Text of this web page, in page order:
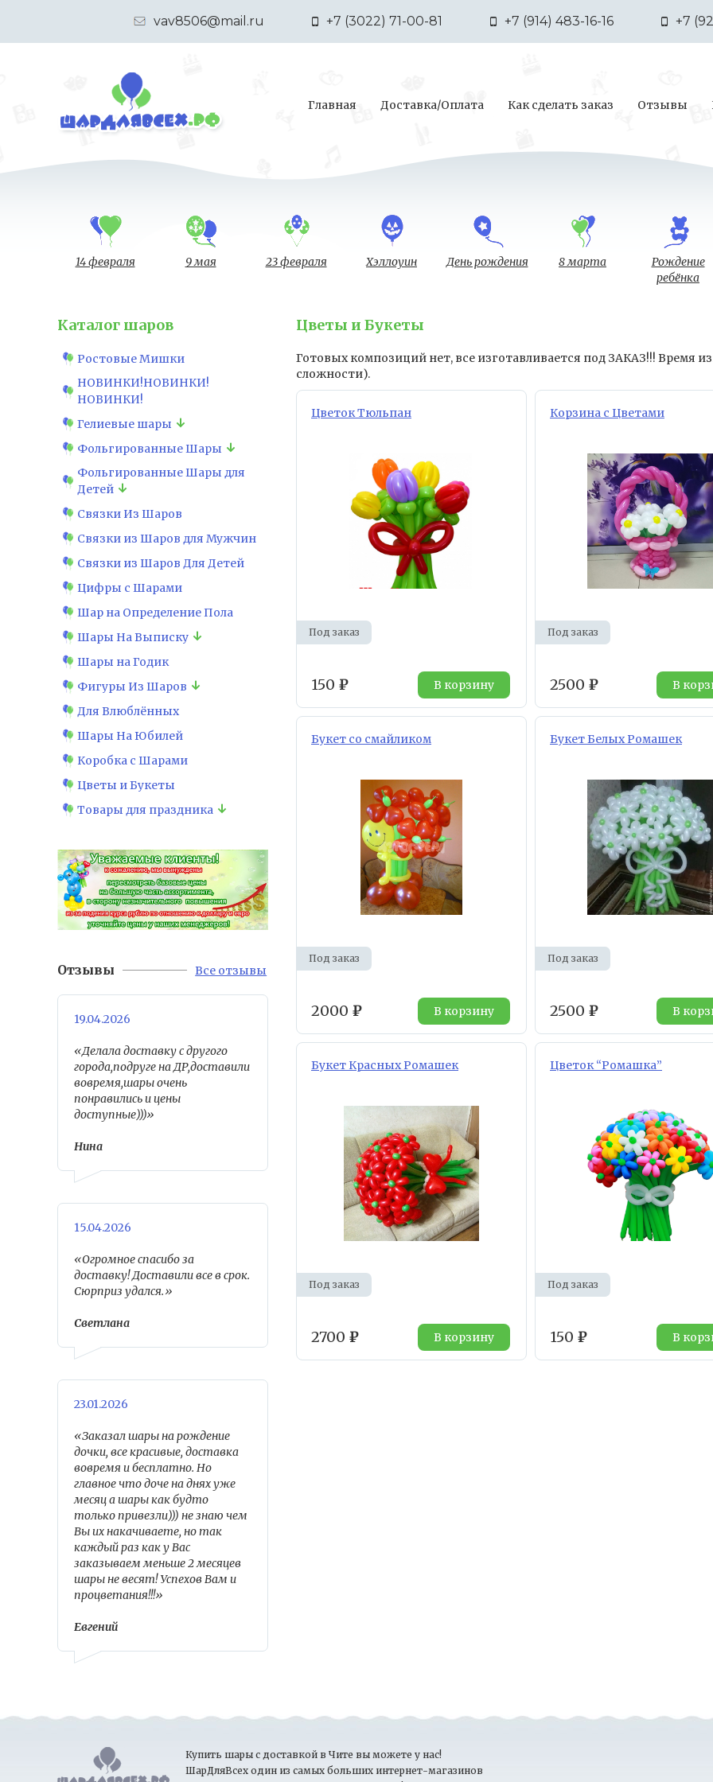
vav8506@mail.ru +7 (3022) 71-00-81 +7 (914) 483-16-16 +7
Главная Доставка/Оплата Как сделать заказ Отзывы
14 февраля 9 мая 23 февраля Хэллоуин День рождения 8 марта
Рождение
ребёнка
Каталог шаров
Ростовые Мишки
НОВИНКИ!НОВИНКИ!
НОВИНКИ!
Гелиевые шары
Фольгированные Шары
Фольгированные Шары для
Детей
Связки Из Шаров
Связки из Шаров для Мужчин
Связки из Шаров Для Детей
Цифры с Шарами
Шар на Определение Пола
Шары На Выписку
Шары на Годик
Фигуры Из Шаров
Для Влюблённых
Шары На Юбилей
Коробка с Шарами
Цветы и Букеты
Товары для праздника
Отзывы Все отзывы
19.04.2026
«Делала доставку с другого
города,подруге на ДР,доставили
вовремя,шары очень
понравились и цены
доступные)))»
Нина
15.04.2026
«Огромное спасибо за
доставку! Доставили все в срок.
Сюрприз удался.»
Светлана
23.01.2026
«Заказал шары на рождение
дочки, все красивые, доставка
вовремя и бесплатно. Но
главное что доче на днях уже
месяц а шары как будто
только привезли))) не знаю чем
Вы их накачиваете, но так
каждый раз как у Вас
заказываем меньше 2 месяцев
шары не весят! Успехов Вам и
процветания!!!»
Евгений
Цветы и Букеты
Готовых композиций нет, все изготавливается под ЗАКАЗ!!! Время
сложности).
Цветок Тюльпан
Под заказ
150 ₽ В корзину
Корзина с Цветами
Под заказ
2500 ₽ В
Букет со смайликом
Под заказ
2000 ₽ В корзину
Букет Белых Ромашек
Под заказ
2500 ₽ В
Букет Красных Ромашек
Под заказ
2700 ₽ В корзину
Цветок “Ромашка”
Под заказ
150 ₽ В
Купить шары с доставкой в Чите вы можете у нас!
ШарДляВсех один из самых больших интернет-магазинов